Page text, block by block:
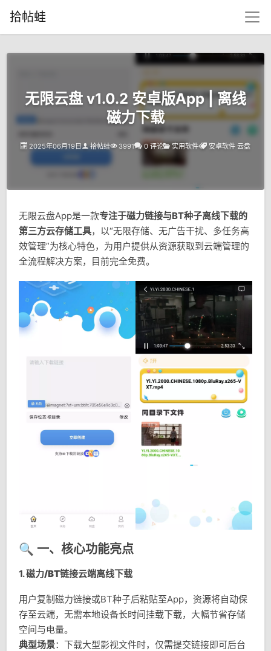
拾帖蛙
无限云盘 v1.0.2 安卓版App | 离线
磁力下载
2025年06月19日 拾帖蛙 3991 0 评论 实用软件 安卓软件 云盘
无限云盘App是一款专注于磁力链接与BT种子离线下载的
第三方云存储工具，以“无限存储、无广告干扰、多任务高
效管理”为核心特色，为用户提供从资源获取到云端管理的
全流程解决方案，目前完全免费。
🔍 一、核心功能亮点
1.磁力/BT链接云端离线下载
用户复制磁力链接或BT种子后粘贴至App，资源将自动保
存至云端，无需本地设备长时间挂载下载，大幅节省存储
空间与电量。
典型场景：下载大型影视文件时，仅需提交链接即可后台